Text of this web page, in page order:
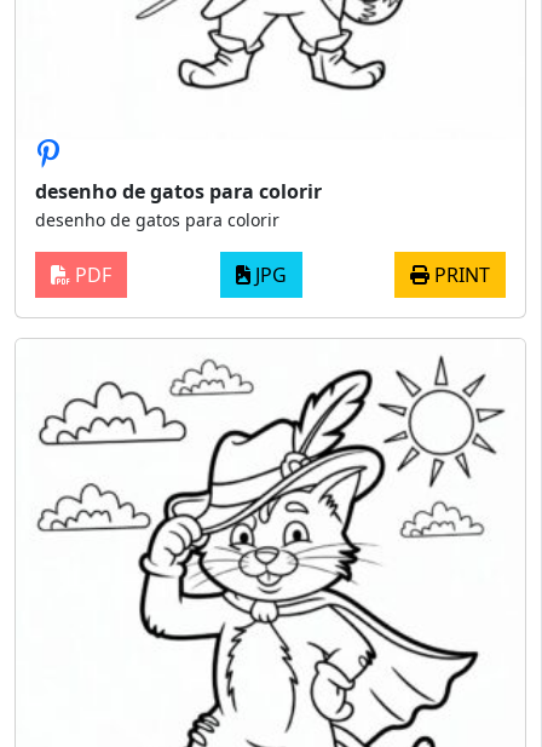
desenho de gatos para colorir
desenho de gatos para colorir
PDF JPG PRINT